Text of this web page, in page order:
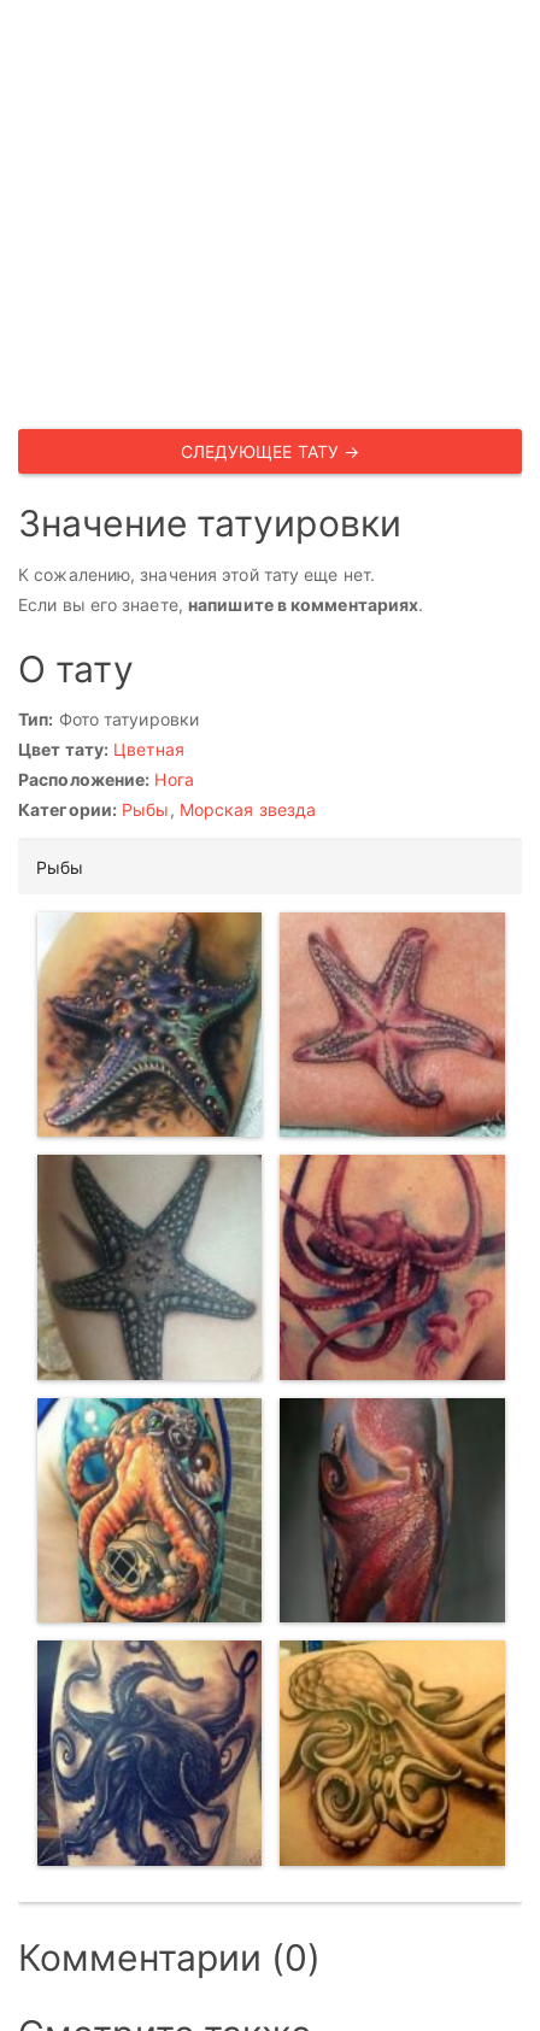
СЛЕДУЮЩЕЕ ТАТУ →
Значение татуировки
К сожалению, значения этой тату еще нет.
Если вы его знаете, напишите в комментариях.
О тату
Тип: Фото татуировки
Цвет тату: Цветная
Расположение: Нога
Категории: Рыбы, Морская звезда
Рыбы
Комментарии (0)